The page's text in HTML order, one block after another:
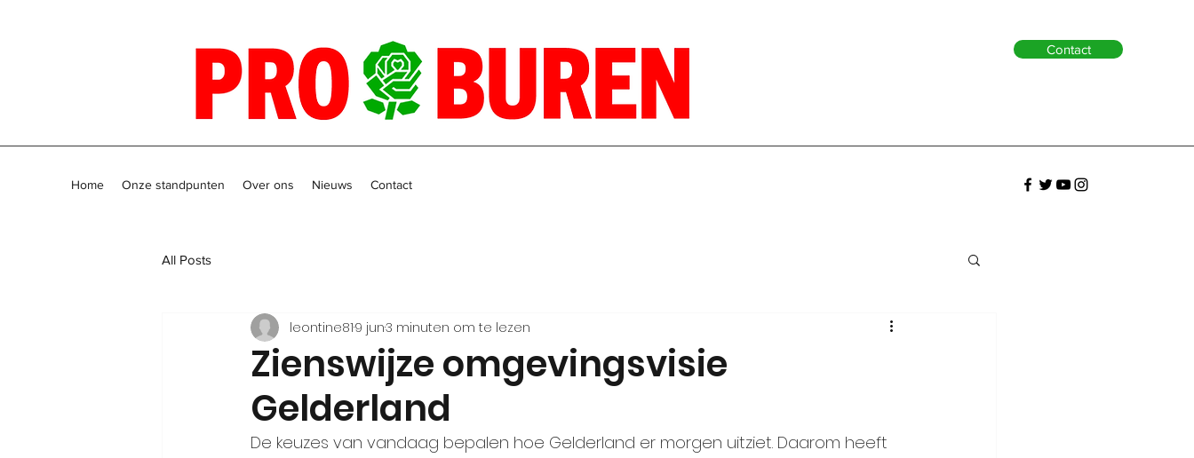
Contact
Home Onze standpunten Over ons Nieuws Contact
All Posts
Zienswijze omgevingsvisie
Gelderland
leontine819 jun3 minuten om te lezen
De keuzes van vandaag bepalen hoe Gelderland er morgen uitziet. Daarom heeft